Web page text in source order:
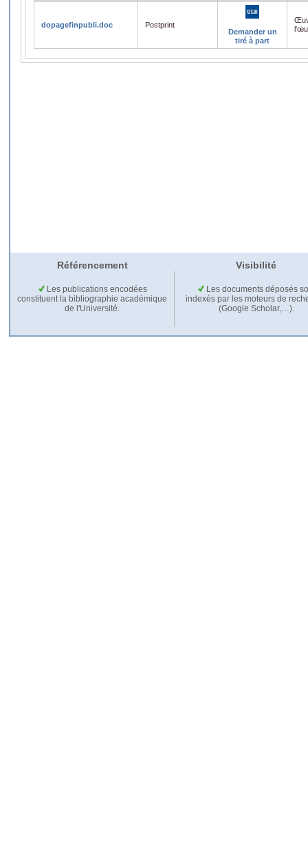
dopagefinpubli.doc
Postprint
Demander un
tiré à part
Référencement Visibilité
Les publications encodées
constituent la bibliographie académique
de l'Université.
Les documents déposés
indexés par les moteurs de
(Google Scholar,…).